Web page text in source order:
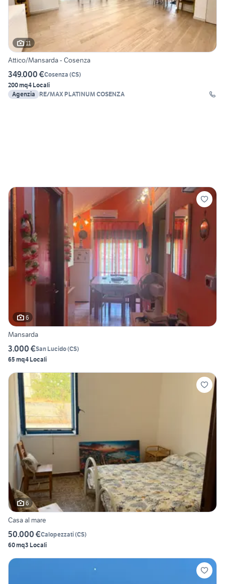
11
Attico/Mansarda - Cosenza
349.000 €Cosenza (CS)
200 mq4 Locali
Agenzia
RE/MAX PLATINUM COSENZA
6
Mansarda
3.000 €San Lucido(CS)
65 mq4 Locali
6
Casa al mare
50.000 €Calopezzati(CS)
60 mq3 Locali